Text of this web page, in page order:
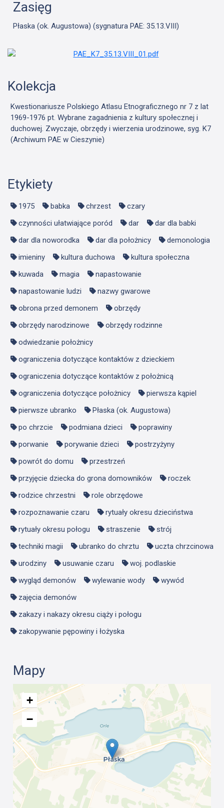
Zasięg
Płaska (ok. Augustowa) (sygnatura PAE: 35.13.VIII)
Kolekcja
Kwestionariusze Polskiego Atlasu Etnograficznego nr 7 z lat
1969-1976 pt. Wybrane zagadnienia z kultury społecznej i
duchowej. Zwyczaje, obrzędy i wierzenia urodzinowe, syg. K7
(Archiwum PAE w Cieszynie)
Etykiety
1975 babka chrzest
czary
czynności ułatwiające poród
dar
dar dla babki
dar dla noworodka
dar dla położnicy
demonologia
imieniny
kultura duchowa
kultura społeczna
kuwada
magia
napastowanie
napastowanie ludzi
nazwy gwarowe
obrona przed demonem
obrzędy
obrzędy narodzinowe
obrzędy rodzinne
odwiedzanie położnicy
ograniczenia dotyczące kontaktów z dzieckiem
ograniczenia dotyczące kontaktów z położnicą
ograniczenia dotyczące położnicy
pierwsza kąpiel
pierwsze ubranko
Płaska (ok. Augustowa)
po chrzcie
podmiana dzieci
poprawiny
porwanie
porywanie dzieci
postrzyżyny
powrót do domu
przestrzeń
przyjęcie dziecka do grona domowników
roczek
rodzice chrzestni
role obrzędowe
rozpoznawanie czaru
rytuały okresu dzieciństwa
rytuały okresu połogu
straszenie
strój
techniki magii
ubranko do chrztu
uczta chrzcinowa
urodziny
usuwanie czaru
woj. podlaskie
wygląd demonów
wylewanie wody
wywód
zajęcia demonów
zakazy i nakazy okresu ciąży i połogu
zakopywanie pępowiny i łożyska
Mapy
+
−